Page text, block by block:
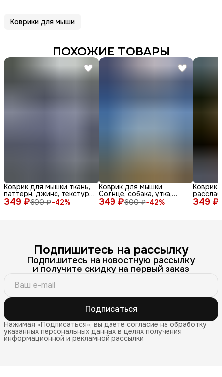
Коврики для мыши
ПОХОЖИЕ ТОВАРЫ
349 ₽600 ₽−42%
Коврик для мышки ткань,
паттерн, джинс, текстура,
синий, бел 349 ₽600 ₽−42%
Коврик для мышки
Солнце, собака, утка,
очки, море, доска, ле 349 ₽
Коврик
Подпишитесь на рассылку
Подпишитесь на новостную рассылку
и получите скидку на первый заказ
Подписаться
Нажимая «Подписаться», вы даете согласие на обработку
указанных персональных данных в целях получения
информационной и рекламной рассылки